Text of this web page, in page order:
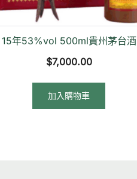
15年53%vol 500ml貴州茅台酒
$7,000.00
加入購物車